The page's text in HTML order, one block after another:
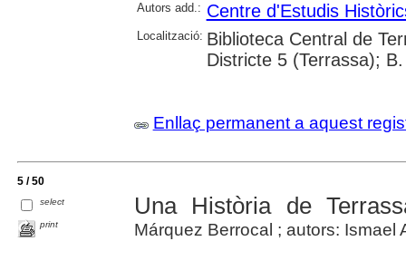
Autors add.: Centre d'Estudis
Localització: Biblioteca Central de
Districte 5 (Terrassa);
Enllaç permanent a aquest
5 / 50
select
print
Una Història de
Márquez Berrocal ; autors: Ismael